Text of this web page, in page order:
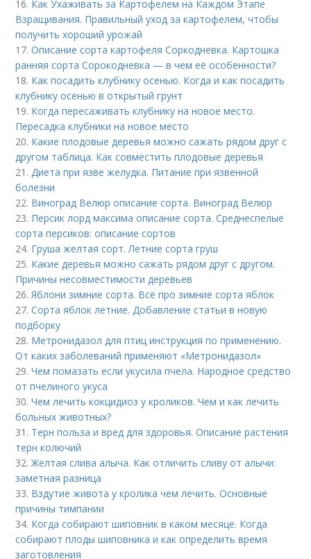
16. Как Ухаживать за Картофелем на Каждом Этапе
Взращивания. Правильный уход за картофелем, чтобы
получить хороший урожай
17.Описание сорта картофеля Соркодневка. Картошка
ранняя сорта Сорокодневка — в чем её особенности?
18. Как посадить клубнику осенью. Когда и как посадить
клубнику осенью в открытый грунт
19. Когда пересаживать клубнику на новое место.
Пересадка клубники на новое место
20. Какие плодовые деревья можно сажать рядом друг с
другом таблица. Как совместить плодовые деревья
21.Диета при язве желудка. Питание при язвенной
болезни
22. Виноград Велюр описание сорта. Виноград Велюр
23. Персик лорд максима описание сорта. Среднеспелые
сорта персиков: описание сортов
24. Груша желтая сорт. Летние сорта груш
25. Какие деревья можно сажать рядом друг с другом.
Причины несовместимости деревьев
26.Яблони зимние сорта. Всё про зимние сорта яблок
27.Сорта яблок летние. Добавление статьи в новую
подборку
28. Метронидазол для птиц инструкция по применению.
От каких заболеваний применяют «Метронидазол»
29.Чем помазать если укусила пчела. Народное средство
от пчелиного укуса
30.Чем лечить кокцидиоз у кроликов. Чем и как лечить
больных животных?
31. Терн польза и вред для здоровья. Описание растения
терн колючий
32.Желтая слива алыча. Как отличить сливу от алычи:
заметная разница
33. Вздутие живота у кролика чем лечить. Основные
причины тимпании
34. Когда собирают шиповник в каком месяце. Когда
собирают плоды шиповника и как определить время
заготовления